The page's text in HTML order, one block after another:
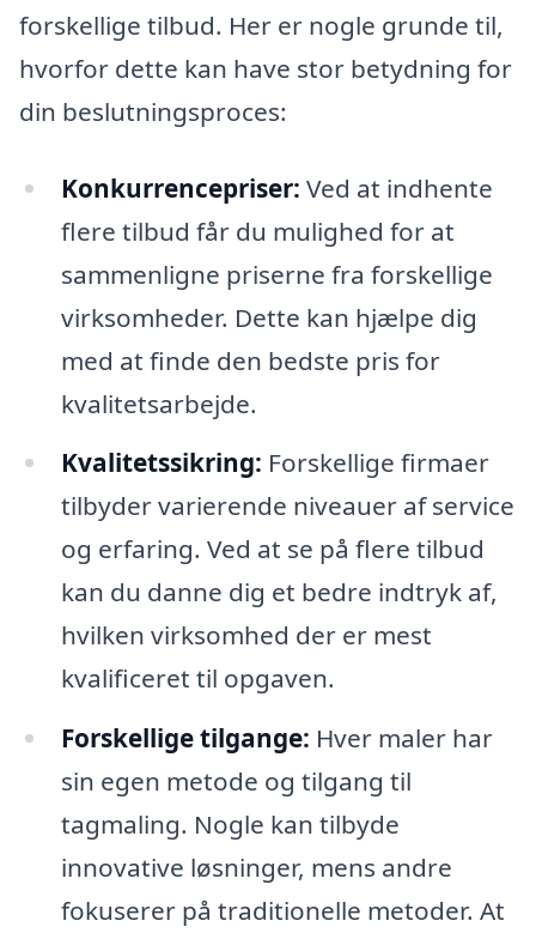
forskellige tilbud. Her er nogle grunde til,
hvorfor dette kan have stor betydning for
din beslutningsproces:
Konkurrencepriser: Ved at indhente
flere tilbud får du mulighed for at
sammenligne priserne fra forskellige
virksomheder. Dette kan hjælpe dig
med at finde den bedste pris for
kvalitetsarbejde.
Kvalitetssikring: Forskellige firmaer
tilbyder varierende niveauer af service
og erfaring. Ved at se på flere tilbud
kan du danne dig et bedre indtryk af,
hvilken virksomhed der er mest
kvalificeret til opgaven.
Forskellige tilgange: Hver maler har
sin egen metode og tilgang til
tagmaling. Nogle kan tilbyde
innovative løsninger, mens andre
fokuserer på traditionelle metoder. At